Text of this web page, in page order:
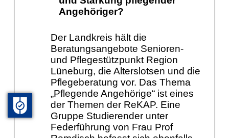
Angehöriger?
Der Landkreis hält die
Beratungsangebote Senioren-
und Pflegestützpunkt Region
Lüneburg, die Alterslotsen und die
Pflegeberatung vor. Das Thema
„Pflegende Angehörige“ ist eines
der Themen der ReKAP. Eine
Gruppe Studierender unter
Federführung von Frau Prof